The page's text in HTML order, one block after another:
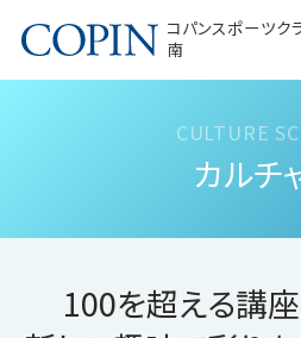
コパンスポーツク
南
カルチ
100を超える講